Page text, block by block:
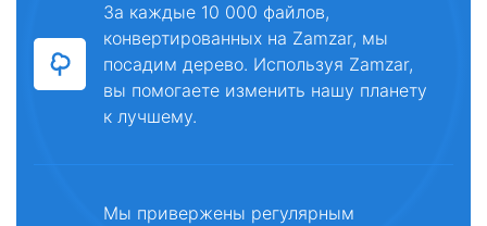
За каждые 10 000 файлов,
конвертированных на Zamzar, мы
посадим дерево. Используя Zamzar,
вы помогаете изменить нашу планету
к лучшему.
Мы привержены регулярным